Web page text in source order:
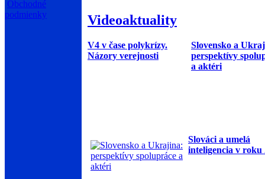
Obchodné
podmienky
Videoaktuality
V4 v čase polykrízy.
Názory verejnosti
Slovensko a
perspektívy
a aktéri
Slováci a umelá
inteligencia v roku